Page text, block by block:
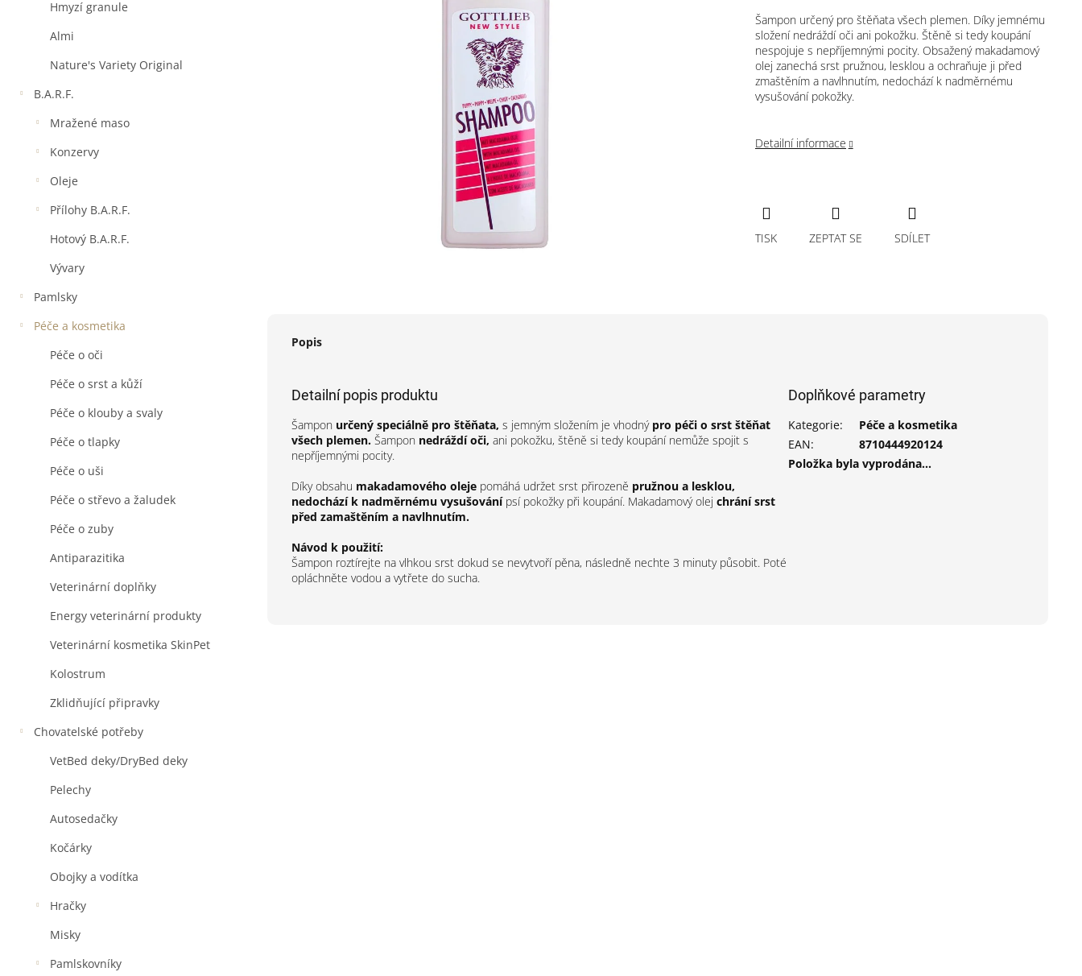
Hmyzí granule
Almi
Nature's Variety Original
B.A.R.F.
Mražené maso
Konzervy
Oleje
Přílohy B.A.R.F.
Hotový B.A.R.F.
Vývary
Pamlsky
Péče a kosmetika
Péče o oči
Péče o srst a kůží
Péče o klouby a svaly
Péče o tlapky
Péče o uši
Péče o střevo a žaludek
Péče o zuby
Antiparazitika
Veterinární doplňky
Energy veterinární produkty
Veterinární kosmetika SkinPet
Kolostrum
Zklidňující připravky
Chovatelské potřeby
VetBed deky/DryBed deky
Pelechy
Autosedačky
Kočárky
Obojky a vodítka
Hračky
Misky
Pamlskovníky
Šampon určený pro štěňata všech plemen. Díky jemnému
složení nedráždí oči ani pokožku. Štěně si tedy koupání
nespojuje s nepříjemnými pocity. Obsažený makadamový
olej zanechá srst pružnou, lesklou a ochraňuje ji před
zmaštěním a navlhnutím, nedochází k nadměrnému
vysušování pokožky.
Detailní informace
TISK ZEPTAT SE SDÍLET
Popis
Detailní popis produktu
Šampon určený speciálně pro štěňata, s jemným složením je vhodný pro péči o srst štěňat
všech plemen. Šampon nedráždí oči, ani pokožku, štěně si tedy koupání nemůže spojit s
nepříjemnými pocity.
Díky obsahu makadamového oleje pomáhá udržet srst přirozeně pružnou a lesklou,
nedochází k nadměrnému vysušování psí pokožky při koupání. Makadamový olej chrání srst
před zamaštěním a navlhnutím.
Návod k použití:
Šampon roztírejte na vlhkou srst dokud se nevytvoří pěna, následně nechte 3 minuty působit. Poté
opláchněte vodou a vytřete do sucha.
Doplňkové parametry
Kategorie:
Péče a kosmetika
EAN:
8710444920124
Položka byla vyprodána…